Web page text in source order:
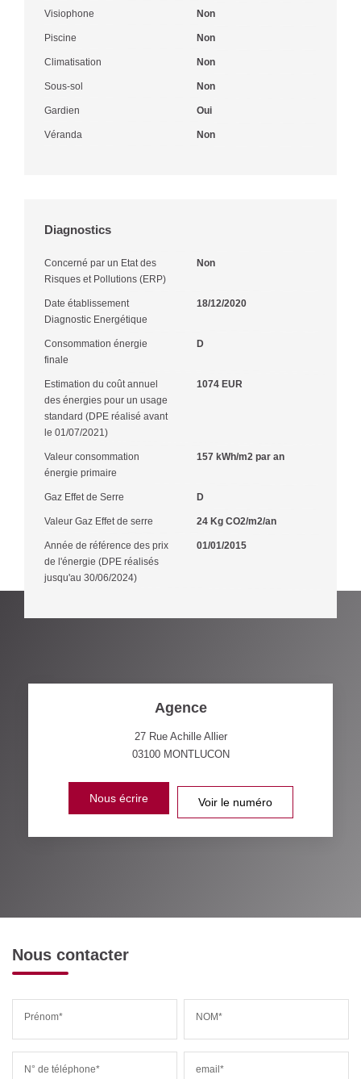
Visiophone Non
Piscine Non
Climatisation Non
Sous-sol Non
Gardien Oui
Véranda Non
Diagnostics
Concerné par un Etat des
Risques et Pollutions (ERP)
Non
Date établissement
Diagnostic Energétique
18/12/2020
Consommation énergie
finale
D
Estimation du coût annuel
des énergies pour un usage
standard (DPE réalisé avant
le 01/07/2021)
1074 EUR
Valeur consommation
énergie primaire
157 kWh/m2 par an
Gaz Effet de Serre D
Valeur Gaz Effet de serre 24 Kg CO2/m2/an
Année de référence des prix
de l'énergie (DPE réalisés
jusqu'au 30/06/2024)
01/01/2015
Agence
27 Rue Achille Allier
03100 MONTLUCON
Nous écrire Voir le numéro
Nous contacter
Prénom* NOM*
N° de téléphone* email*